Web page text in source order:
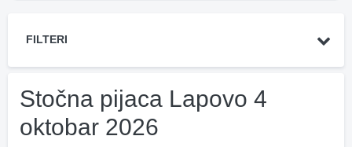
FILTERI
Stočna pijaca Lapovo 4
oktobar 2026